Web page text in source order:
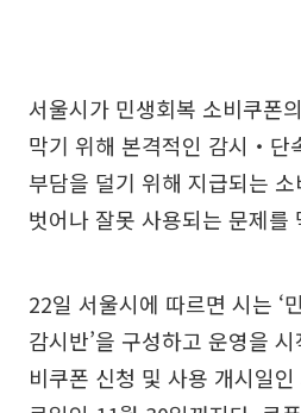
서울시가 민생회복 소비쿠폰
막기 위해 본격적인 감시‧단
부담을 덜기 위해 지급되는
벗어나 잘못 사용되는 문제를
22일 서울시에 따르면 시는 ‘
감시반’을 구성하고 운영을
비쿠폰 신청 및 사용 개시일